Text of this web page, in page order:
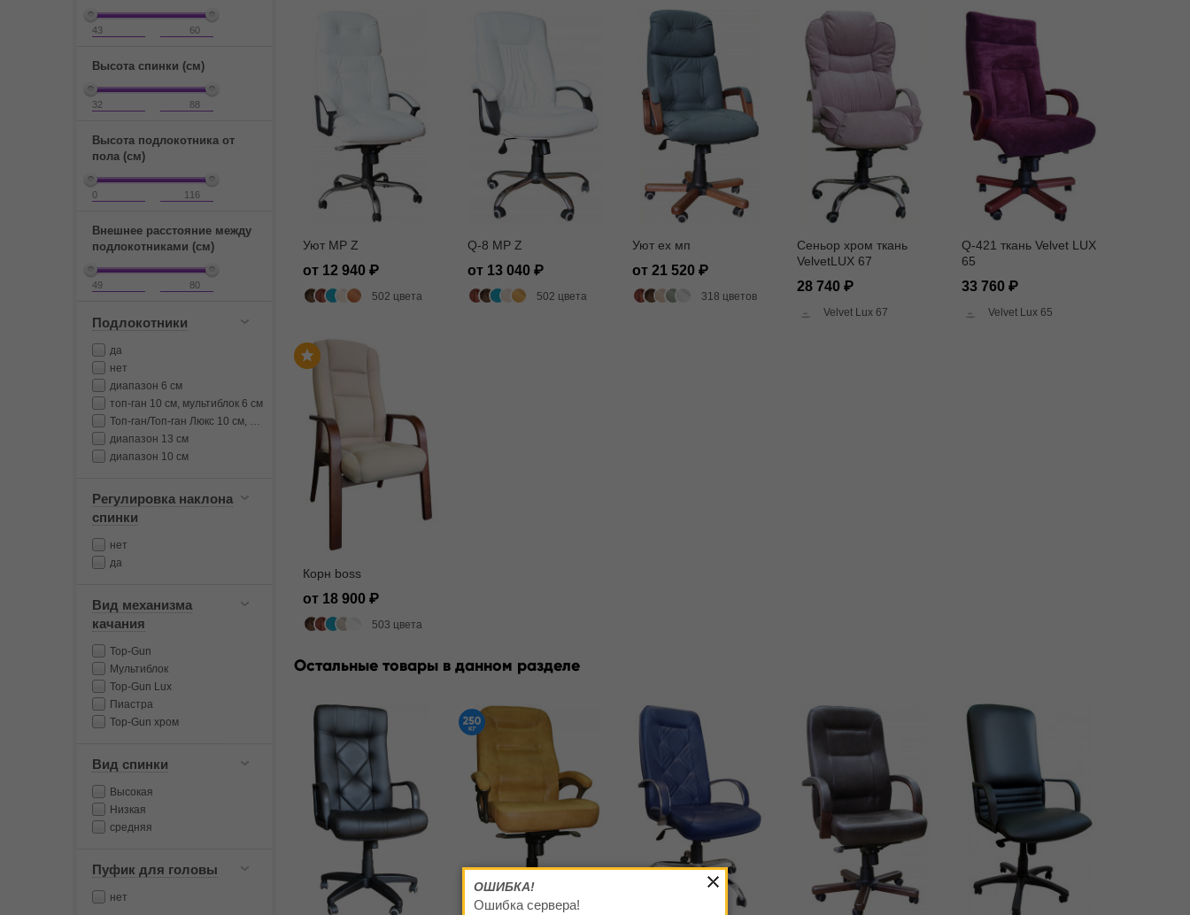
Высота спинки (см)
Высота подлокотника от
пола (см)
Внешнее расстояние между
подлокотниками (см)
Подлокотники
да
нет
диапазон 6 см
топ-ган 10 см, мультиблок 6 см
Топ-ган/Топ-ган Люкс 10 см, Мультиблок 6 см
диапазон 13 см
диапазон 10 см
Регулировка наклона
спинки
нет
да
Вид механизма
качания
Top-Gun
Мультиблок
Top-Gun Lux
Пиастра
Top-Gun хром
Вид спинки
Высокая
Низкая
средняя
Пуфик для головы
нет
Уют MP Z
от 12 940
502 цвета
Q-8 MP Z
от 13 040
502 цвета
Уют ех мп
от 21 520
318 цветов
Сеньор хром ткань
VelvetLUX 67
28 740
Velvet Lux 67
Q-421 ткань Velvet LUX
65
33 760
Velvet Lux 65
Корн boss
от 18 900
503 цвета
Остальные товары в данном разделе
ОШИБКА!
Ошибка сервера!